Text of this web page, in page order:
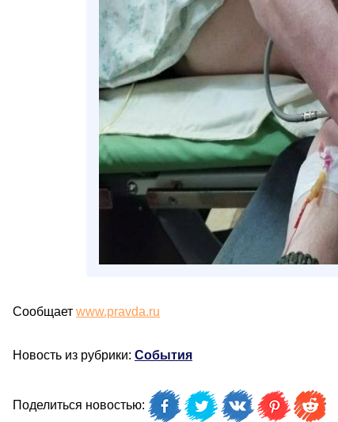
Сообщает www.pravda.ru
Новость из рубрики: События
Поделиться новостью: